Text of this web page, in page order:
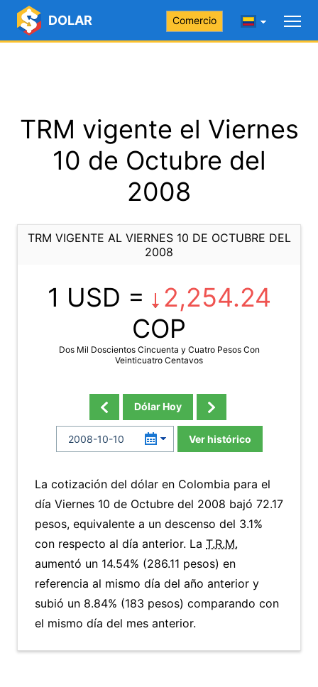
DOLAR Comercio
TRM vigente el Viernes
10 de Octubre del
2008
TRM VIGENTE AL VIERNES 10 DE OCTUBRE DEL
2008
1 USD =
2,254.24
COP
Dos Mil Doscientos Cincuenta y Cuatro Pesos Con
Veinticuatro Centavos
Dólar Hoy
Ver histórico
La cotización del dólar en Colombia para el
día Viernes 10 de Octubre del 2008 bajó 72.17
pesos, equivalente a un descenso del 3.1%
con respecto al día anterior. La T.R.M.
aumentó un 14.54% (286.11 pesos) en
referencia al mismo día del año anterior y
subió un 8.84% (183 pesos) comparando con
el mismo día del mes anterior.